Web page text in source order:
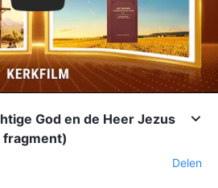
God en de Heer Jezus
fragment)
Delen